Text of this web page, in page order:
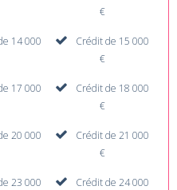
€
14 000
Crédit de 15 000
€
17 000
Crédit de 18 000
€
20 000
Crédit de 21 000
€
23 000
Crédit de 24 000